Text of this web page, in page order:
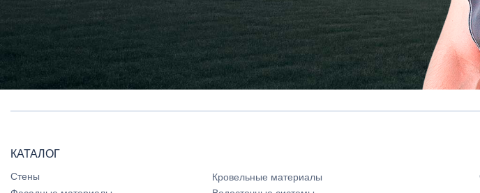
КАТАЛОГ
Стены
Кровельные материалы